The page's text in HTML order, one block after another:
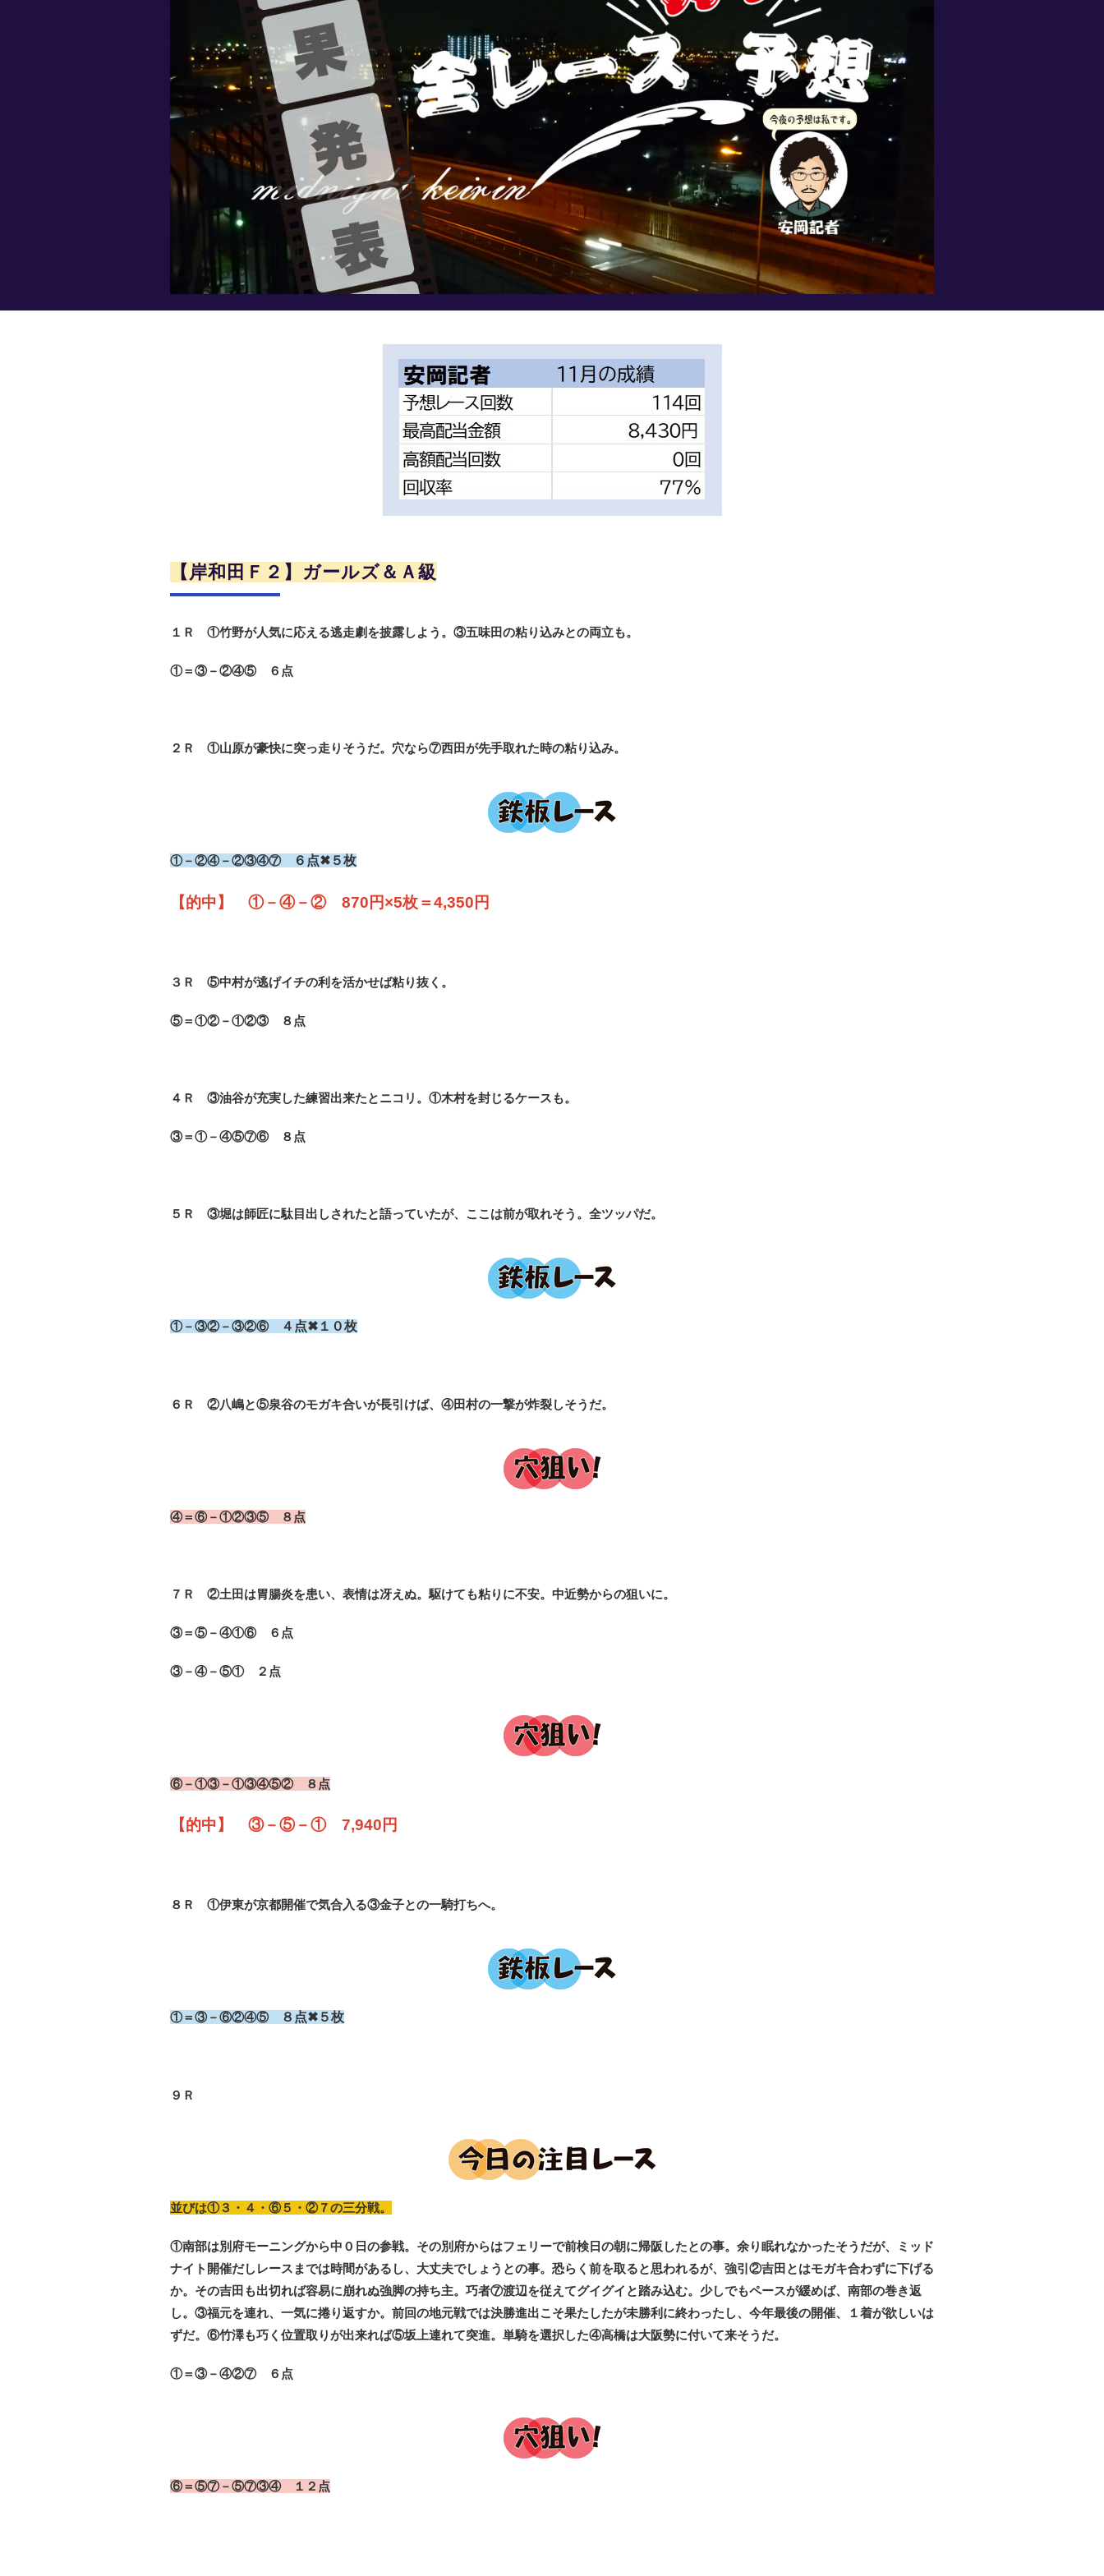
【岸和田Ｆ２】ガールズ＆Ａ級
１Ｒ ①竹野が人気に応える逃走劇を披露しよう。③五味田の粘り込みとの両立も。
①＝③－②④⑤ ６点
２Ｒ ①山原が豪快に突っ走りそうだ。穴なら⑦西田が先手取れた時の粘り込み。
①－②④－②③④⑦ ６点✖５枚
【的中】 ①－④－② 870円×5枚＝4,350円
３Ｒ ⑤中村が逃げイチの利を活かせば粘り抜く。
⑤＝①②－①②③ ８点
４Ｒ ③油谷が充実した練習出来たとニコリ。①木村を封じるケースも。
③＝①－④⑤⑦⑥ ８点
５Ｒ ③堀は師匠に駄目出しされたと語っていたが、ここは前が取れそう。全ツッパだ。
①－③②－③②⑥ ４点✖１０枚
６Ｒ ②八嶋と⑤泉谷のモガキ合いが長引けば、④田村の一撃が炸裂しそうだ。
④＝⑥－①②③⑤ ８点
７Ｒ ②土田は胃腸炎を患い、表情は冴えぬ。駆けても粘りに不安。中近勢からの狙いに。
③＝⑤－④①⑥ ６点
③－④－⑤① ２点
⑥－①③－①③④⑤② ８点
【的中】 ③－⑤－① 7,940円
８Ｒ ①伊東が京都開催で気合入る③金子との一騎打ちへ。
①＝③－⑥②④⑤ ８点✖５枚
９Ｒ
並びは①３・４・⑥５・②７の三分戦。
①南部は別府モーニングから中０日の参戦。その別府からはフェリーで前検日の朝に帰阪したとの事。余り眠れなかったそうだが、ミッド
ナイト開催だしレースまでは時間があるし、大丈夫でしょうとの事。恐らく前を取ると思われるが、強引②吉田とはモガキ合わずに下げる
か。その吉田も出切れば容易に崩れぬ強脚の持ち主。巧者⑦渡辺を従えてグイグイと踏み込む。少しでもペースが緩めば、南部の巻き返
し。③福元を連れ、一気に捲り返すか。前回の地元戦では決勝進出こそ果たしたが未勝利に終わったし、今年最後の開催、１着が欲しいは
ずだ。⑥竹澤も巧く位置取りが出来れば⑤坂上連れて突進。単騎を選択した④高橋は大阪勢に付いて来そうだ。
①＝③－④②⑦ ６点
⑥＝⑤⑦－⑤⑦③④ １２点